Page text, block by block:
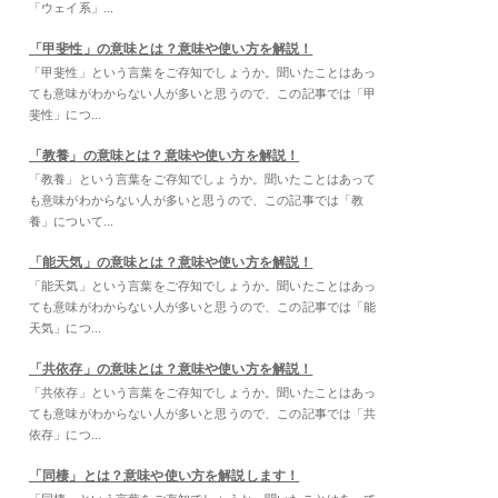
「ウェイ系」...
「甲斐性」の意味とは？意味や使い方を解説！
「甲斐性」という言葉をご存知でしょうか。聞いたことはあっ
ても意味がわからない人が多いと思うので、この記事では「甲
斐性」につ...
「教養」の意味とは？意味や使い方を解説！
「教養」という言葉をご存知でしょうか。聞いたことはあって
も意味がわからない人が多いと思うので、この記事では「教
養」について...
「能天気」の意味とは？意味や使い方を解説！
「能天気」という言葉をご存知でしょうか。聞いたことはあっ
ても意味がわからない人が多いと思うので、この記事では「能
天気」につ...
「共依存」の意味とは？意味や使い方を解説！
「共依存」という言葉をご存知でしょうか。聞いたことはあっ
ても意味がわからない人が多いと思うので、この記事では「共
依存」につ...
「同棲」とは？意味や使い方を解説します！